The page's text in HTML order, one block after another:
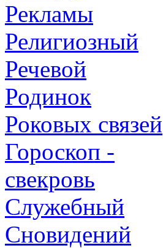
Рекламы
Религиозный
Речевой
Родинок
Роковых связей
Гороскоп -
свекровь
Служебный
Сновидений